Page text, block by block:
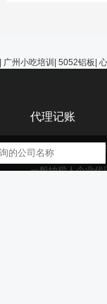
广州小吃培训 5052铝板
代理记账
小规模纳税人企业
一般纳税人企业代